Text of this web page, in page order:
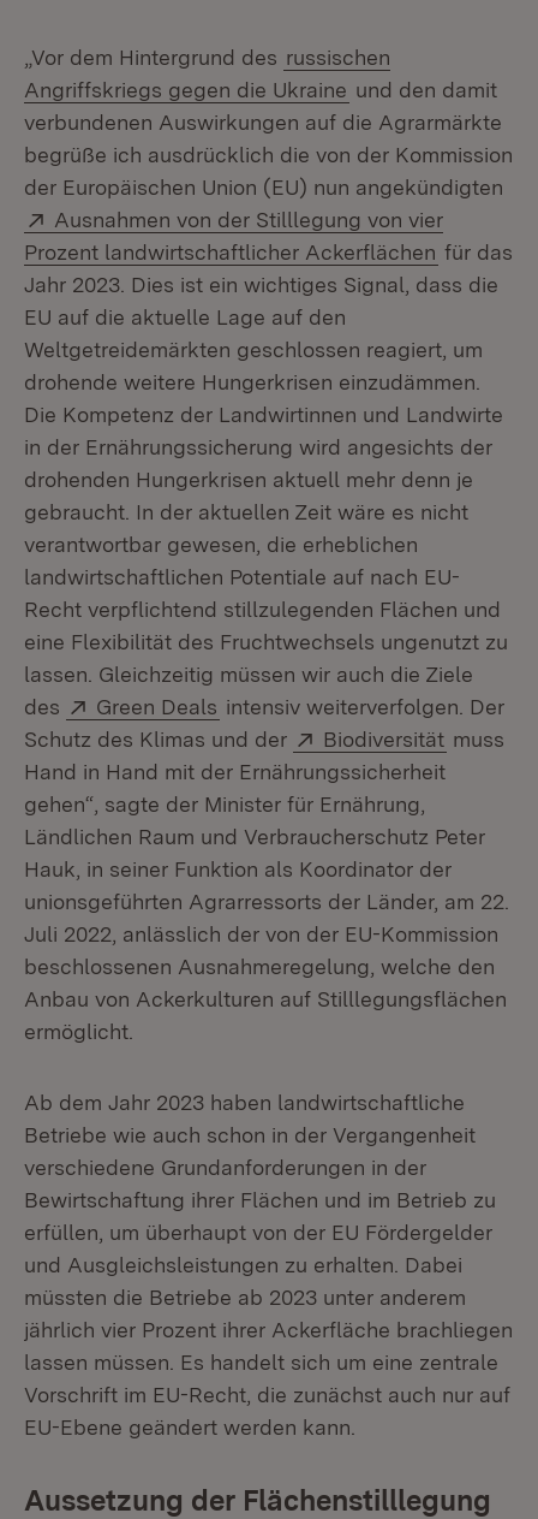
„Vor dem Hintergrund des russischen
Angriffskriegs gegen die Ukraine und den damit
verbundenen Auswirkungen auf die Agrarmärkte
begrüße ich ausdrücklich die von der Kommission
der Europäischen Union (EU) nun angekündigten
Extern:
Ausnahmen von der Stilllegung von vier
Prozent landwirtschaftlicher Ackerflächen (Öffnet in
für das
Jahr 2023. Dies ist ein wichtiges Signal, dass die
EU auf die aktuelle Lage auf den
Weltgetreidemärkten geschlossen reagiert, um
drohende weitere Hungerkrisen einzudämmen.
Die Kompetenz der Landwirtinnen und Landwirte
in der Ernährungssicherung wird angesichts der
drohenden Hungerkrisen aktuell mehr denn je
gebraucht. In der aktuellen Zeit wäre es nicht
verantwortbar gewesen, die erheblichen
landwirtschaftlichen Potentiale auf nach EU-
Recht verpflichtend stillzulegenden Flächen und
eine Flexibilität des Fruchtwechsels ungenutzt zu
lassen. Gleichzeitig müssen wir auch die Ziele
des
Extern:
Green Deals (Öffnet in neuem Fenster)
intensiv weiterverfolgen. Der
Schutz des Klimas und der
Extern:
Biodiversität (Öffnet
muss
Hand in Hand mit der Ernährungssicherheit
gehen“, sagte der Minister für Ernährung,
Ländlichen Raum und Verbraucherschutz Peter
Hauk, in seiner Funktion als Koordinator der
unionsgeführten Agrarressorts der Länder, am 22.
Juli 2022, anlässlich der von der EU-Kommission
beschlossenen Ausnahmeregelung, welche den
Anbau von Ackerkulturen auf Stilllegungsflächen
ermöglicht.
Ab dem Jahr 2023 haben landwirtschaftliche
Betriebe wie auch schon in der Vergangenheit
verschiedene Grundanforderungen in der
Bewirtschaftung ihrer Flächen und im Betrieb zu
erfüllen, um überhaupt von der EU Fördergelder
und Ausgleichsleistungen zu erhalten. Dabei
müssten die Betriebe ab 2023 unter anderem
jährlich vier Prozent ihrer Ackerfläche brachliegen
lassen müssen. Es handelt sich um eine zentrale
Vorschrift im EU-Recht, die zunächst auch nur auf
EU-Ebene geändert werden kann.
Aussetzung der Flächenstilllegung